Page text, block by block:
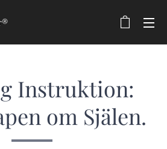
Instruktion:
om Själen​.